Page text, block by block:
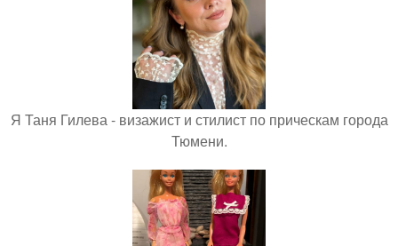
Я Таня Гилева - визажист и стилист по прическам города
Тюмени.